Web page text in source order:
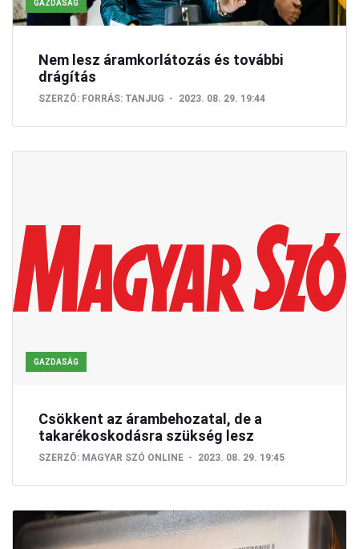
GAZDASÁG
Nem lesz áramkorlátozás és további
drágítás
SZERZŐ: FORRÁS: TANJUG 2023. 08. 29. 19:44
GAZDASÁG
Csökkent az árambehozatal, de a
takarékoskodásra szükség lesz
SZERZŐ: MAGYAR SZÓ ONLINE 2023. 08. 29. 19:45